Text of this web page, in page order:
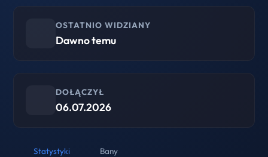
OSTATNIO WIDZIANY
Dawno temu
DOŁĄCZYŁ
06.07.2026
Statystyki Bany